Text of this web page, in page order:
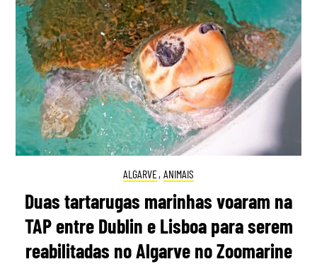
ALGARVE, ANIMAIS
Duas tartarugas marinhas voaram na
TAP entre Dublin e Lisboa para serem
reabilitadas no Algarve no Zoomarine